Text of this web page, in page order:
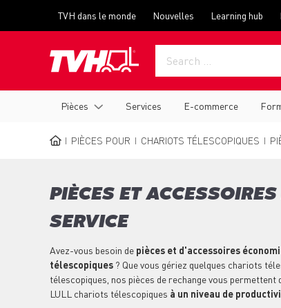
menu
TVH dans le monde Nouvelles Learning hub
navigation
Pièces Services E-commerce
PIÈCES POUR CHARIOTS TÉLESCOPIQUES
PIÈCES ET
SERVICE
Avez-vous besoin de pièces et d'accessoires
télescopiques ? Que vous gériez quelques chariots
télescopiques, nos pièces de rechange vous permettent
LULL chariots télescopiques à un niveau de